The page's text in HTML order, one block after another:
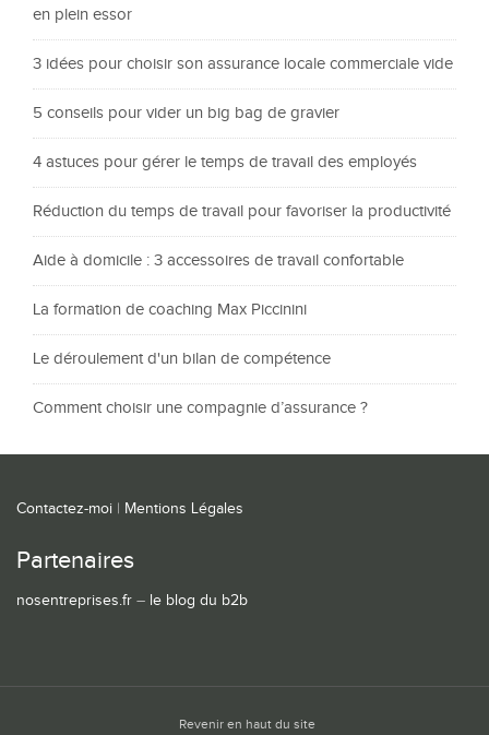
en plein essor
3 idées pour choisir son assurance locale commerciale vide
5 conseils pour vider un big bag de gravier
4 astuces pour gérer le temps de travail des employés
Réduction du temps de travail pour favoriser la productivité
Aide à domicile : 3 accessoires de travail confortable
La formation de coaching Max Piccinini
Le déroulement d'un bilan de compétence
Comment choisir une compagnie d’assurance ?
Contactez-moi | Mentions Légales
Partenaires
nosentreprises.fr – le blog du b2b
Revenir en haut du site